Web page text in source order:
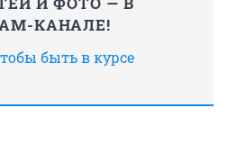
КАНАЛЕ!
быть в курсе